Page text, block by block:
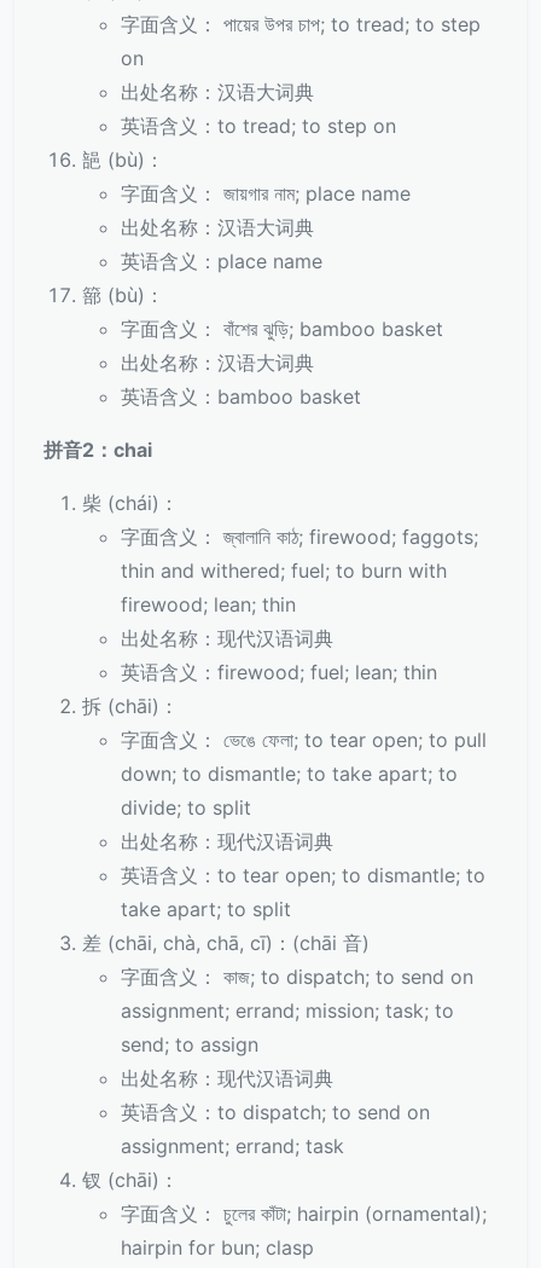
字面含义： পায়ের উপর চাপ; to tread; to step
on
出处名称：汉语大词典
英语含义：to tread; to step on
郶 (bù)：
字面含义： জায়গার নাম; place name
出处名称：汉语大词典
英语含义：place name
篰 (bù)：
字面含义： বাঁশের ঝুড়ি; bamboo basket
出处名称：汉语大词典
英语含义：bamboo basket
拼音2：chai
柴 (chái)：
字面含义： জ্বালানি কাঠ; firewood; faggots;
thin and withered; fuel; to burn with
firewood; lean; thin
出处名称：现代汉语词典
英语含义：firewood; fuel; lean; thin
拆 (chāi)：
字面含义： ভেঙে ফেলা; to tear open; to pull
down; to dismantle; to take apart; to
divide; to split
出处名称：现代汉语词典
英语含义：to tear open; to dismantle; to
take apart; to split
差 (chāi, chà, chā, cī)：(chāi 音)
字面含义： কাজ; to dispatch; to send on
assignment; errand; mission; task; to
send; to assign
出处名称：现代汉语词典
英语含义：to dispatch; to send on
assignment; errand; task
钗 (chāi)：
字面含义： চুলের কাঁটা; hairpin (ornamental);
hairpin for bun; clasp